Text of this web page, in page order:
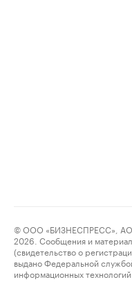
© ООО «БИЗНЕСПРЕСС»,
2026. Сообщения и
(свидетельство о
выдано Федеральной
информационных